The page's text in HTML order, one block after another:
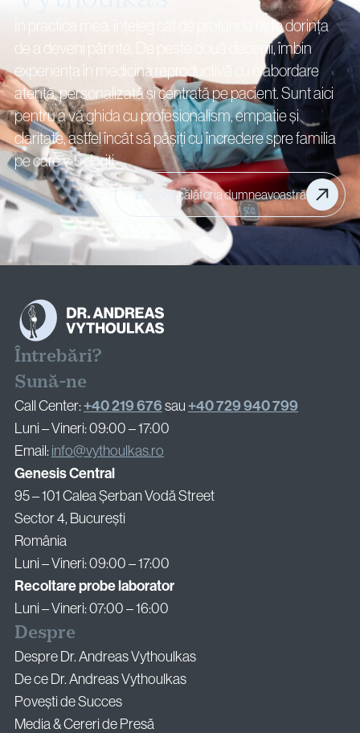
În practica mea, înțeleg cât de profundă este dorința
de a deveni părinte. De peste două decenii, îmbin
experiența în medicina reproductivă cu o abordare
atentă, personalizată și centrată pe pacient. Sunt aici
pentru a vă ghida cu profesionalism, empatie și
claritate, astfel încât să pășiți cu încredere spre familia
pe care v-o doriți.
Începeți călătoria dumneavoastră
Întrebări?
Sună-ne
Call Center:+40 219 676 sau +40 729 940 799
Luni – Vineri: 09:00 – 17:00
Email: info@vythoulkas.ro
Genesis Central
95 – 101 Calea Șerban Vodă Street
Sector 4, București
România
Luni – Vineri: 09:00 – 17:00
Recoltare probe laborator
Luni – Vineri: 07:00 – 16:00
Despre
Despre Dr. Andreas Vythoulkas
De ce Dr. Andreas Vythoulkas
Povești de Succes
Media & Cereri de Presă